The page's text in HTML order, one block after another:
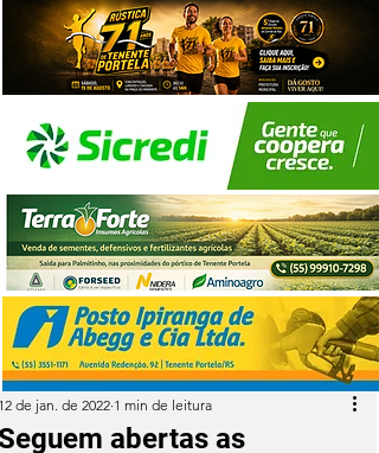
abertas as
de jan. de 2022 1 min de leitura